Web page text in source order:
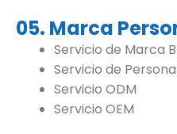
05. Marca
Servicio de Marca
Servicio de
Servicio ODM
Servicio OEM